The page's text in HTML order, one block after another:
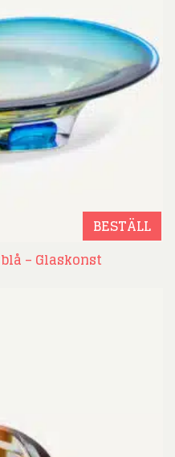
BESTÄLL
– Glaskonst